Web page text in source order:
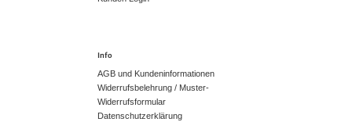
Info
AGB und Kundeninformationen
Widerrufsbelehrung / Muster-
Widerrufsformular
Datenschutzerklärung